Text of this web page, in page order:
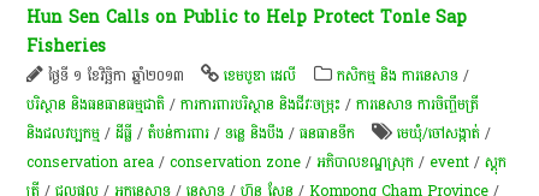
Hun Sen Calls on Public to Help Protect Tonle Sap
Fisheries
ថ្ងៃទី ១ ខែវិច្ឆិកា ឆ្នាំ២០១៣ ខេមបូឌា ដេលី កសិកម្ម​ និង​ ការ​នេ​សាទ​ /
បរិស្ថាន និងធនធានធម្មជាតិ /ការការពារបរិស្ថាន និងជីវៈចម្រុះ /ការនេសាទ ការចិញ្ចឹមត្រី
និងជលវប្បកម្ម /ដីធ្លី /តំបន់​ការពារ /ទន្លេ និងបឹង /​ធនធាន​ទឹក​ មេឃុំ/ចៅសង្កាត់ /
conservation area /conservation zone /អភិបាល​ខណ្ឌ​ស្រុក / event /ស្តុក​